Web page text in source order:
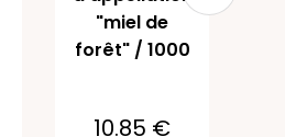
"miel de
forêt" / 1000
10.85 €